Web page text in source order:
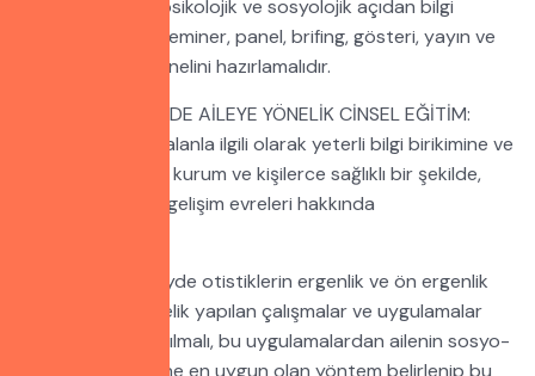
yönelik biyolojik, psikolojik ve sosyolojik açıdan bilgi
birikimine dayalı seminer, panel, brifing, gösteri, yayın ve
broşürlerle personelini hazırlamalıdır.
OTİSTİK BİREYLERDE AİLEYE YÖNELİK CİNSEL EĞİTİM:
Öncelikle aile, bu alanla ilgili olarak yeterli bilgi birikimine ve
deneyimine sahip kurum ve kişilerce sağlıklı bir şekilde,
otistiklerin cinsel gelişim evreleri hakkında
Uluslararası düzeyde otistiklerin ergenlik ve ön ergenlik
dönemlerine yönelik yapılan çalışmalar ve uygulamalar
hakkında aydınlatılmalı, bu uygulamalardan ailenin sosyo-